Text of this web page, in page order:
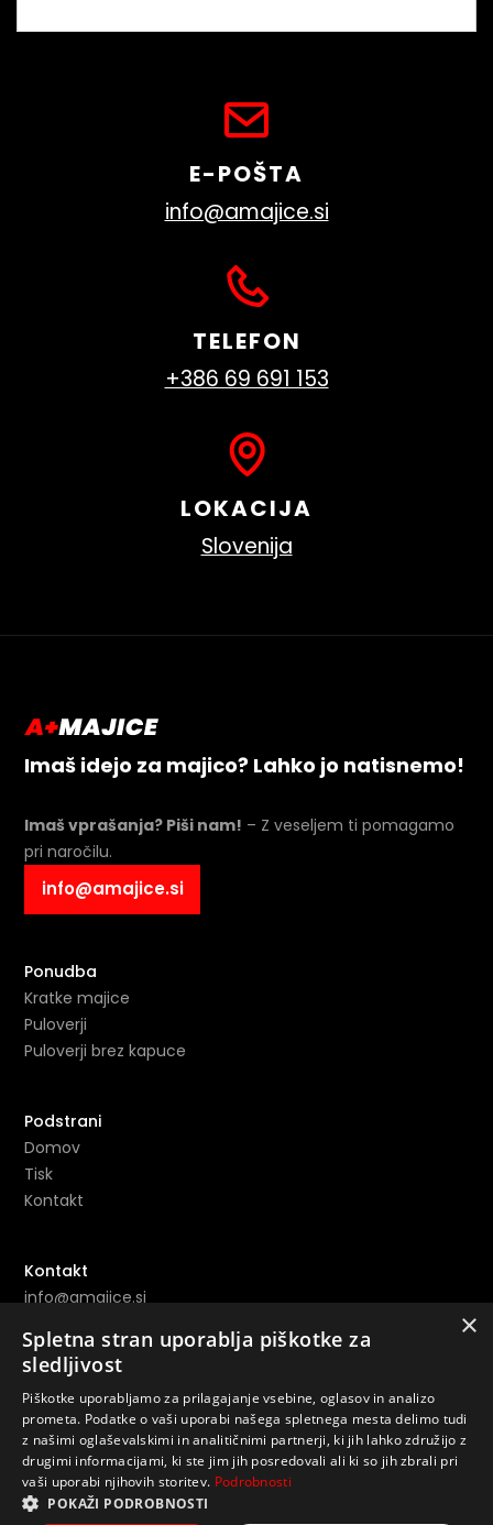
E-POŠTA
info@amajice.si
TELEFON
+386 69 691 153
LOKACIJA
Slovenija
Imaš idejo za majico? Lahko jo natisnemo!
Imaš vprašanja? Piši nam! – Z veseljem ti pomagamo
pri naročilu.
info@amajice.si
Ponudba
Kratke majice
Puloverji
Puloverji brez kapuce
Podstrani
Domov
Tisk
Kontakt
Kontakt
info@amajice.si
Povezave
Instagram ->
Youtube ->
×
Spletna stran uporablja piškotke za
sledljivost
Piškotke uporabljamo za prilagajanje vsebine, oglasov in analizo
prometa. Podatke o vaši uporabi našega spletnega mesta delimo tudi
z našimi oglaševalskimi in analitičnimi partnerji, ki jih lahko združijo z
drugimi informacijami, ki ste jim jih posredovali ali ki so jih zbrali pri
vaši uporabi njihovih storitev. Podrobnosti
POKAŽI PODROBNOSTI